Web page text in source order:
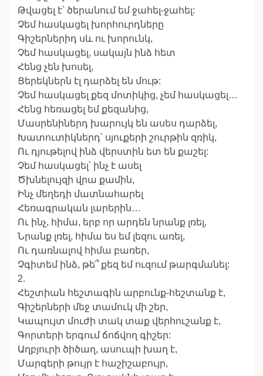
Թվացել է՝ ծերանում եմ ջահել-ջահել:
Չեմ հասկացել խորհուրդները
Գիշերներիդ սև ու խորունկ,
Չեմ հասկացել, սակայն ինձ հետ
Հենց չեն խոսել,
Ցերեկներն էլ դարձել են մութ:
Չեմ հասկացել քեզ մոտիկից, չեմ հասկացել…
Հենց հեռացել եմ քեզանից,
Մասրենիներդ խարույկ են ասես դարձել,
Խատուտիկներդ՝ սյուքերի շուրթին զռիկ,
Ու դյութելով ինձ վերստին ետ են քաշել:
Չեմ հասկացել՝ ինչ է ասել
Ծխնելույզի վրա քամին,
Ինչ մեղեդի մատնահարել
Հեռագրական լարերին…
Ու ինչ, հիմա, երբ որ արդեն նրանք լռել,
Նրանք լռել, հիմա ես եմ լեզու առել,
Ու դառնալով հիմա բառեր,
Չգիտեմ ինձ, թե՞ քեզ եմ ուզում թարգմանել:
2.
Հեշտիան հեշտագին արբունք-հեշտանք է,
Գիշերների մեջ տամուկ մի շեր,
Կապույտ մուժի տակ տաք վերհուշանք է,
Գորտերի երգում ճոճվող գիշեր:
Աղբյուրի ծիծաղ, ասուպի խաղ է,
Մարգերի թույր է հաշիշաբույր,